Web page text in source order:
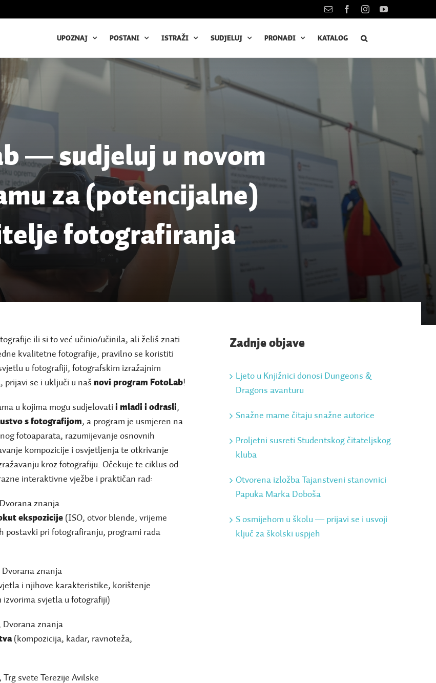
KontaktFacebookInstagramYouTube
UPOZNAJ POSTANI ISTRAŽI SUDJELUJ PRONAĐI KATALOG
― sudjeluj u novom
za (potencijalne)
fotografiranja
ili si to već učinio/učinila, ali želiš znati
kvalitetne fotografije, pravilno se koristiti
u fotografiji, fotografskim izražajnim
prijavi se i uključi u naš novi program FotoLab!
u kojima mogu sudjelovati i mladi i odrasli,
s fotografijom, a program je usmjeren na
fotoaparata, razumijevanje osnovnih
kompozicije i osvjetljenja te otkrivanje
kroz fotografiju. Očekuje te ciklus od
interaktivne vježbe i praktičan rad:
znanja
ekspozicije (ISO, otvor blende, vrijeme
postavki pri fotografiranju, programi rada
Dvorana znanja
i njihove karakteristike, korištenje
svjetla u fotografiji)
Dvorana znanja
(kompozicija, kadar, ravnoteža,
Trg svete Terezije Avilske
Zadnje objave
Ljeto u Knjižnici donosi Dungeons &
Dragons avanturu
Snažne mame čitaju snažne autorice
Proljetni susreti Studentskog čitateljskog
kluba
Otvorena izložba Tajanstveni stanovnici
Papuka Marka Doboša
S osmijehom u školu ― prijavi se i usvoji
ključ za školski uspjeh